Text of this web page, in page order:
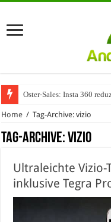
Oster-Sales: Insta 360
Home / Tag-Archive: vizio
Tag-Archive:vizio
Ultraleichte Vizio-
inklusive Tegra